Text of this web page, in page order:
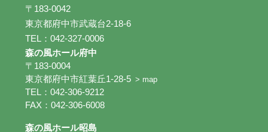
〒183-0042
東京都府中市武蔵台2-18-6
TEL：042-327-0006
森の風ホール府中
〒183-0004
東京都府中市紅葉丘1-28-5 > map
TEL：042-306-9212
FAX：042-306-6008
森の風ホール昭島